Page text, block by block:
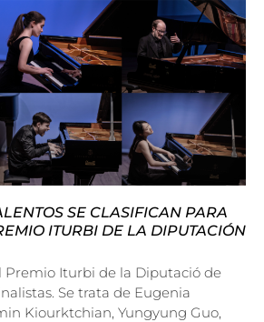
SE CLASIFICAN PARA
ITURBI DE LA DIPUTACIÓN
Premio Iturbi de la Diputació de
Se trata de Eugenia
Kiourktchian, Yungyung Guo,